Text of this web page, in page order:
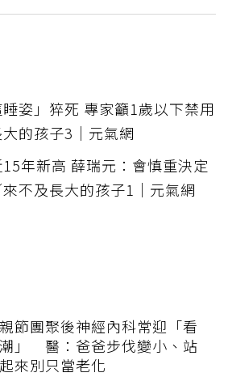
姿」猝死 專家籲1歲以下禁用
的孩子3｜元氣網
年新高 薛瑞元：會慎重決定
不及長大的孩子1｜元氣網
節團聚後神經內科常迎「看
」 醫：爸爸步伐變小、站
來別只當老化